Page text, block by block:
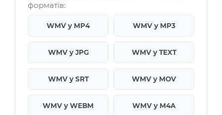
форматів:
WMV у MP4 WMV у MP3
WMV у JPG WMV у TEXT
WMV у SRT WMV у MOV
WMV у WEBM WMV у M4A